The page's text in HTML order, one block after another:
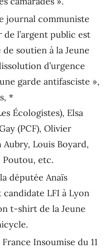
journal communiste
de l’argent public est
soutien à la Jeune
d’urgence
garde antifasciste »,
*
Écologistes), Elsa
(PCF), Olivier
Aubry, Louis Boyard,
Poutou, etc.
députée Anaïs
candidate LFI à Lyon
t-shirt de la Jeune
Insoumise du 11